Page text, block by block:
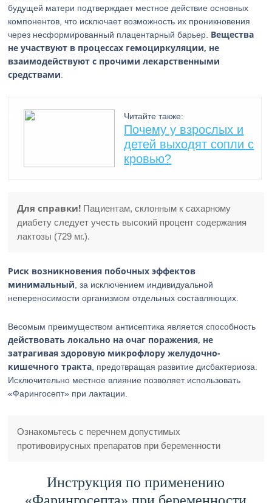
будущей матери подтверждает местное действие основных
компонентов, что исключает возможность их проникновения
через несформированный плацентарный барьер. Вещества
не участвуют в процессах гемоциркуляции, не
взаимодействуют с прочими лекарственными
средствами
Читайте также:
Почему у взрослых и
детей выходят сопли с
кровью?
Для справки! Пациентам, склонным к сахарному
диабету следует учесть высокий процент содержания
лактозы (729 мг.).
Риск возникновения побочных эффектов
минимальный , за исключением индивидуальной
непереносимости организмом отдельных составляющих.
Весомым преимуществом антисептика является способность
действовать локально на очаг поражения, не
затрагивая здоровую микрофлору желудочно-
кишечного тракта , предотвращая развитие дисбактериоза.
Исключительно местное влияние позволяет использовать
«Фарингосепт» при лактации.
Ознакомьтесь с перечнем допустимых
противовирусных препаратов при беременности
Инструкция по применению